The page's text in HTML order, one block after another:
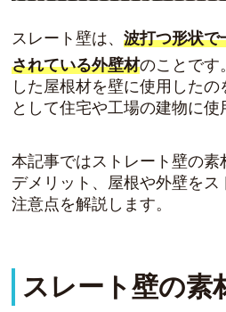
スレート壁は、波打つ形状で
されている外壁材のことです
した屋根材を壁に使用した
として住宅や工場の建物に使
本記事ではストレート壁の素
デメリット、屋根や外壁を
注意点を解説します。
スレート壁の素